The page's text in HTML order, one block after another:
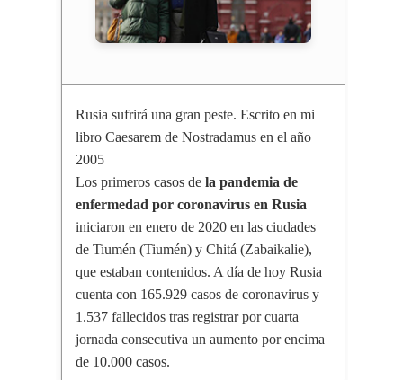
Rusia sufrirá una gran peste. Escrito en mi
libro Caesarem de Nostradamus en el año
2005
Los primeros casos de la pandemia de
enfermedad por coronavirus en Rusia
iniciaron en enero de 2020 en las ciudades
de Tiumén (Tiumén) y Chitá (Zabaikalie),
que estaban contenidos. A día de hoy Rusia
cuenta con 165.929 casos de coronavirus y
1.537 fallecidos tras registrar por cuarta
jornada consecutiva un aumento por encima
de 10.000 casos.